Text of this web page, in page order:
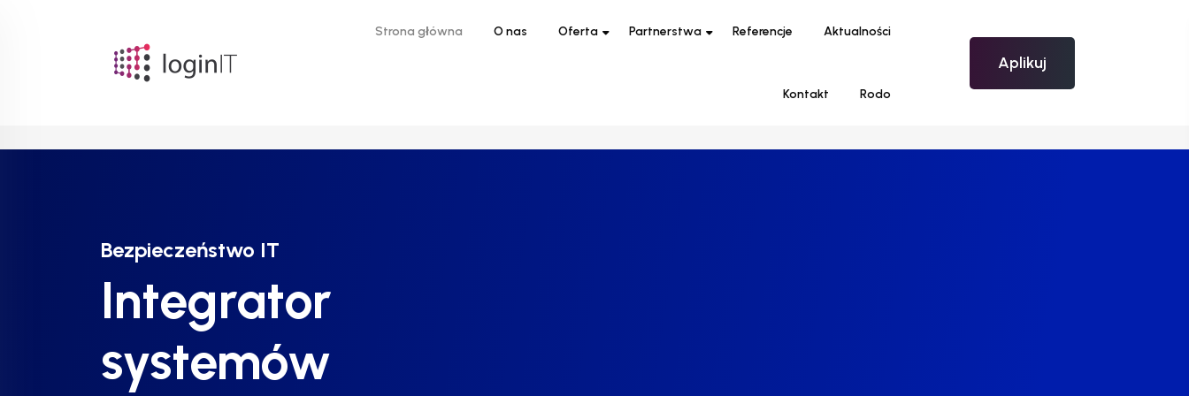
Strona główna O nas Oferta Partnerstwa Referencje Aktualności
Kontakt Rodo
Aplikuj
Bezpieczeństwo IT
Integrator
systemów
Bezpieczeństwo IT
Integrator
systemów
Bezpieczeństwo IT
Integrator
systemów